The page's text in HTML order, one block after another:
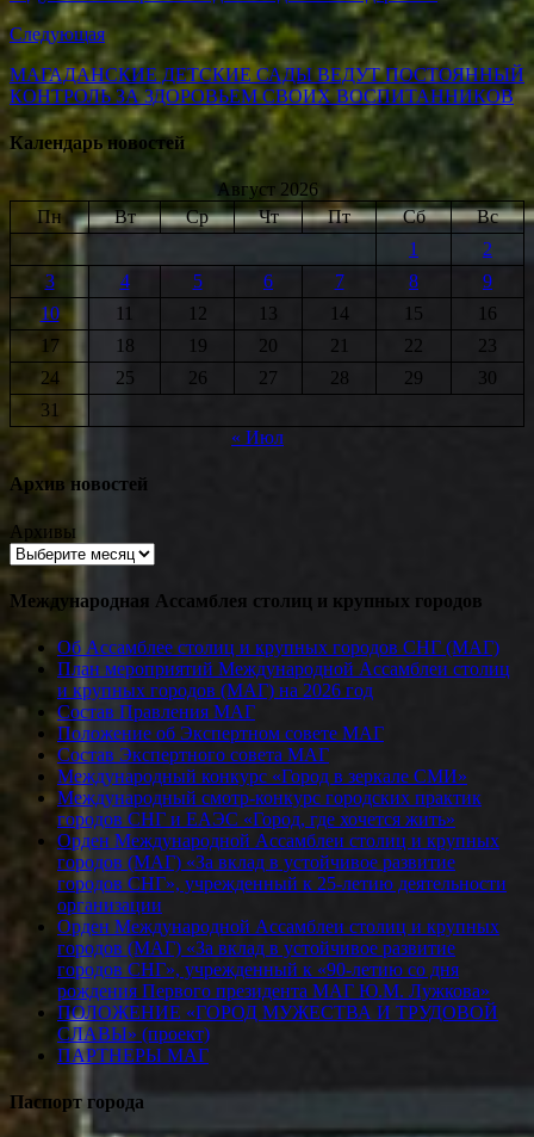
Следующая
МАГАДАНСКИЕ ДЕТСКИЕ САДЫ ВЕДУТ ПОСТОЯННЫЙ
КОНТРОЛЬ ЗА ЗДОРОВЬЕМ СВОИХ ВОСПИТАННИКОВ
Календарь новостей
Август 2026
Пн
Вт Ср Чт Пт Сб
Вс
1
2
3
4 5 6 7 8
9
10
11 12 13 14 15
16
17
18 19 20 21 22
23
24
25 26 27 28 29
30
31
« Июл
Архив новостей
Архивы
Международная Ассамблея столиц и крупных городов
Об Ассамблее столиц и крупных городов СНГ (МАГ)
План мероприятий Международной Ассамблеи столиц
и крупных городов (МАГ) на 2026 год
Состав Правления МАГ
Положение об Экспертном совете МАГ
Состав Экспертного совета МАГ
Международный конкурс «Город в зеркале СМИ»
Международный смотр-конкурс городских практик
городов СНГ и ЕАЭС «Город, где хочется жить»
Орден Международной Ассамблеи столиц и крупных
городов (МАГ) «За вклад в устойчивое развитие
городов СНГ», учрежденный к 25-летию деятельности
организации
Орден Международной Ассамблеи столиц и крупных
городов (МАГ) «За вклад в устойчивое развитие
городов СНГ», учрежденный к «90-летию со дня
рождения Первого президента МАГ Ю.М. Лужкова»
ПОЛОЖЕНИЕ «ГОРОД МУЖЕСТВА И ТРУДОВОЙ
СЛАВЫ» (проект)
ПАРТНЕРЫ МАГ
Паспорт города